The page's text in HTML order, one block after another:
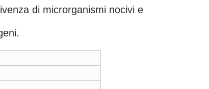
di microrganismi nocivi e